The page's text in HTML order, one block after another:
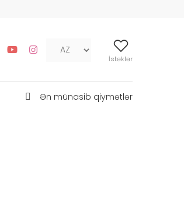
İstəklər
Ən münasib qiymətlər